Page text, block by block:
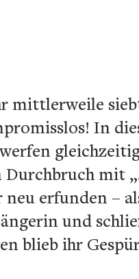
mittlerweile
In
mit
erfunden –
und
blieb ihr